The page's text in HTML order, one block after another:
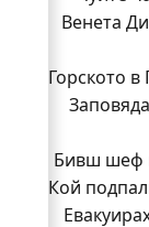
Венета
Горското
Бивш шеф
Кой
Кой